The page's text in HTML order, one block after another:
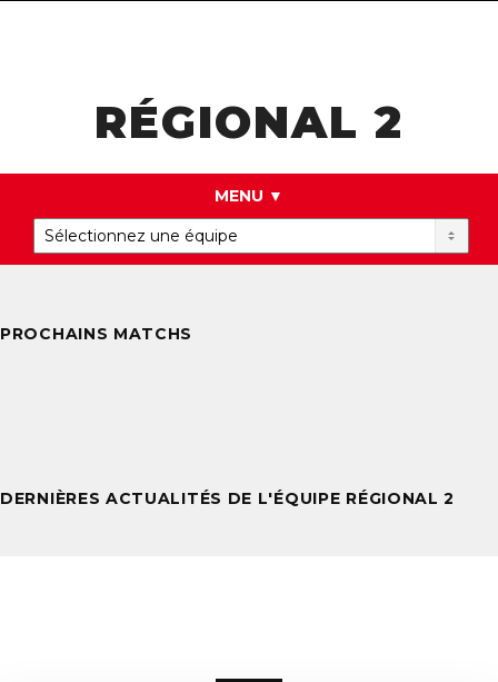
RÉGIONAL 2
MENU ▼
PROCHAINS MATCHS
DERNIÈRES ACTUALITÉS DE L'ÉQUIPE RÉGIONAL 2